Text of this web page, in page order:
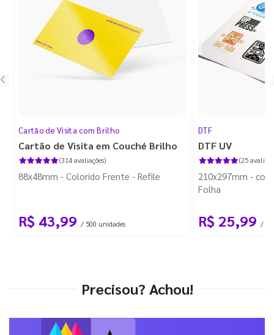
Cartão de Visita com Brilho
Cartão de Visita em Couché Brilho
(314 avaliações)
88x48mm - Colorido Frente - Refile
R$ 43,99 / 500 unidades
DTF
DTF UV
(25
210x297mm -
Folha
R$ 25,99 / 1
Precisou? Achou!